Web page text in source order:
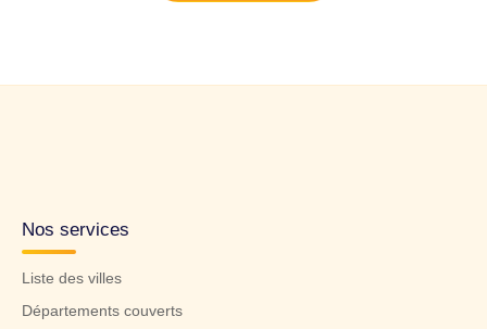
Liste des villes
Départements couverts
Guide pratique